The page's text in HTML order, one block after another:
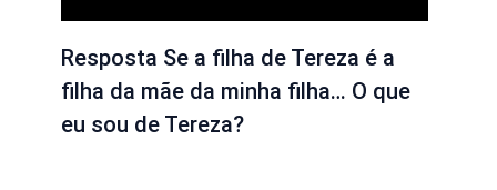
Resposta Se a filha de Tereza é a
filha da mãe da minha filha… O que
eu sou de Tereza?